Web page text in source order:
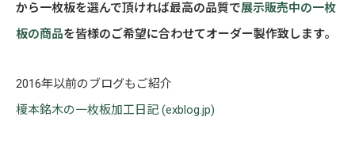
から一枚板を選んで頂ければ最高の品質で展示販売中の一枚
板の商品を皆様のご希望に合わせてオーダー製作致します。
2016年以前のブログもご紹介
榎本銘木の一枚板加工日記 (exblog.jp)